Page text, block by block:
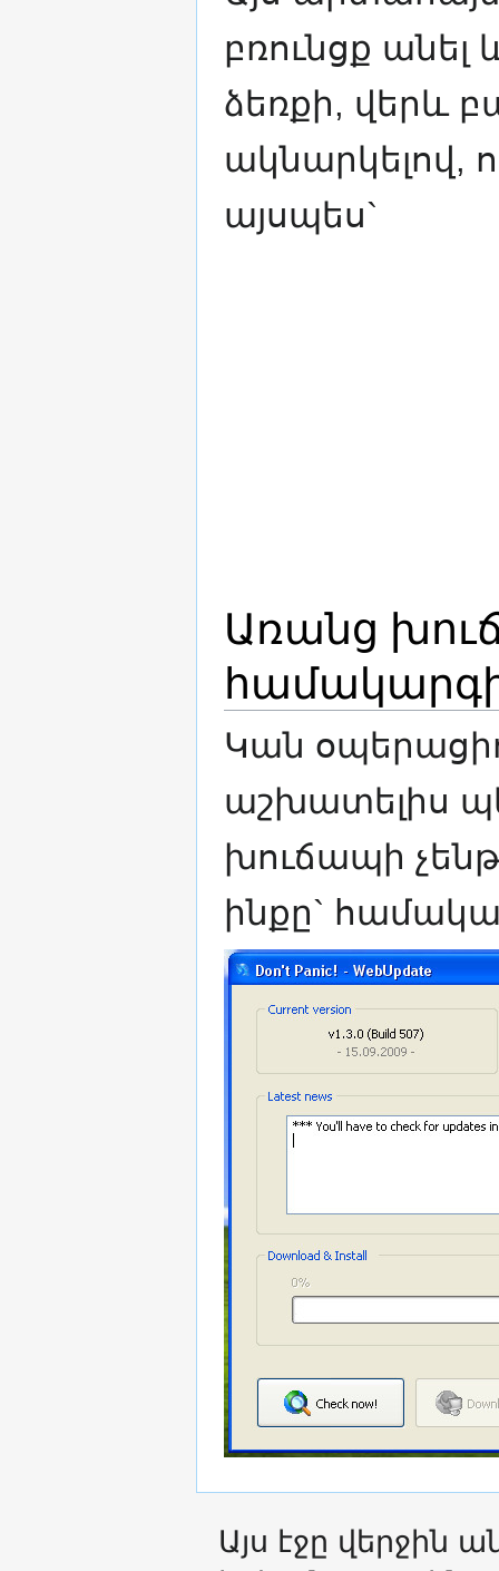
բռունցք անել
ձեռքի, վերև
ակնարկելով,
այսպես`
Առանց
Կան
աշխատելիս
խուճապի
ինքը`
Այս էջը վերջին